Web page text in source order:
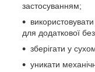
застосуванням;
для додаткової
зберігати у
уникати